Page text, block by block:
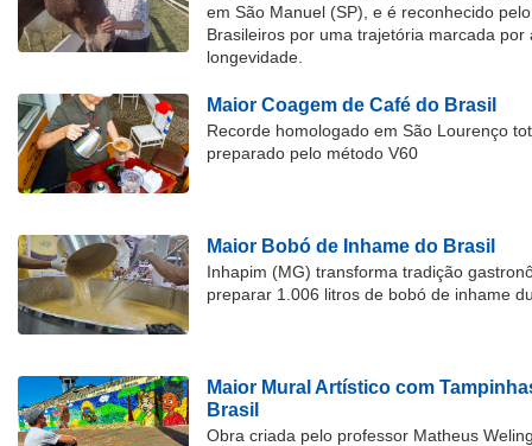
em São Manuel (SP), e é reconhecido
Brasileiros por uma trajetória marcada por
longevidade.
Maior Coagem de Café do Brasil
Recorde homologado em São Lourenço
preparado pelo método V60
Maior Bobó de Inhame do Brasil
Inhapim (MG) transforma tradição
preparar 1.006 litros de bobó de inhame
Maior Mural Artístico com
Brasil
Obra criada pelo professor Matheus